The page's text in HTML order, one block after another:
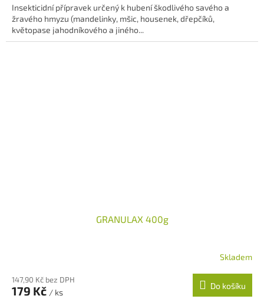
Insekticidní přípravek určený k hubení škodlivého savého a
žravého hmyzu (mandelinky, mšic, housenek, dřepčíků,
květopase jahodníkového a jiného...
GRANULAX 400g
produktu
je
Skladem
147,90 Kč bez DPH
179 Kč / ks
Do košíku